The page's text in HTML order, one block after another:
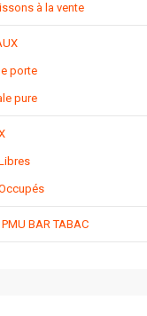
à la vente
porte
pure
BAR TABAC